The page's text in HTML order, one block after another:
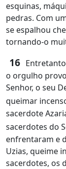
esquinas,
pedras. Com
se espalhou
tornando‑o
16
o orgulho
Senhor, o seu
queimar
sacerdote
sacerdotes do
enfrentaram e
Uzias, queime
sacerdotes, os